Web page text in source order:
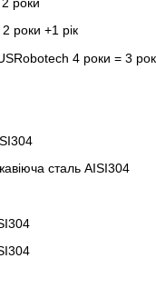
роки +1 рік
4 роки = 3
сталь AISI304